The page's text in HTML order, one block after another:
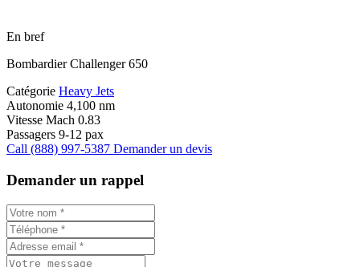
En bref
Bombardier Challenger 650
Catégorie Heavy Jets
Autonomie 4,100 nm
Vitesse Mach 0.83
Passagers 9-12 pax
Call (888) 997-5387 Demander un devis
Demander un rappel